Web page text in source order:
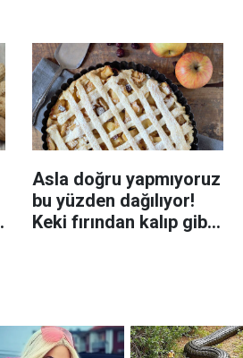
Asla doğru yapmıyoruz
bu yüzden dağılıyor!
Keki fırından kalıp gibi